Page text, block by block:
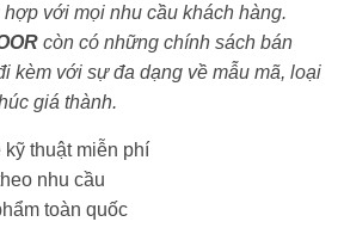
với mọi nhu cầu khách hàng.
còn có những chính sách bán
kèm với sự đa dạng về mẫu mã, loại
giá thành.
thuật miễn phí
nhu cầu
toàn quốc